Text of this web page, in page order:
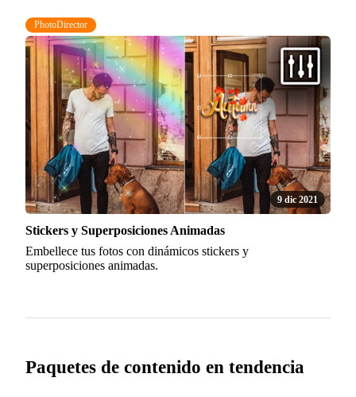
PhotoDirector
9 dic 2021
Stickers y Superposiciones Animadas
Embellece tus fotos con dinámicos stickers y
superposiciones animadas.
Paquetes de contenido en tendencia